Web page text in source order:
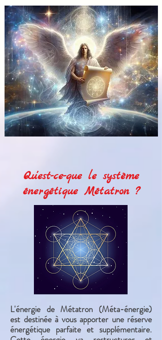
Qu'est-ce-que le système
énergétique Métatron ?
L'énergie de Métatron (Méta-énergie)
est destinée à vous apporter une réserve
énergétique parfaite et supplémentaire.